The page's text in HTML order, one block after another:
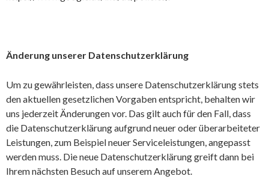
Änderung unserer Datenschutzerklärung
Um zu gewährleisten, dass unsere Datenschutzerklärung stets
den aktuellen gesetzlichen Vorgaben entspricht, behalten wir
uns jederzeit Änderungen vor. Das gilt auch für den Fall, dass
die Datenschutzerklärung aufgrund neuer oder überarbeiteter
Leistungen, zum Beispiel neuer Serviceleistungen, angepasst
werden muss. Die neue Datenschutzerklärung greift dann bei
Ihrem nächsten Besuch auf unserem Angebot.